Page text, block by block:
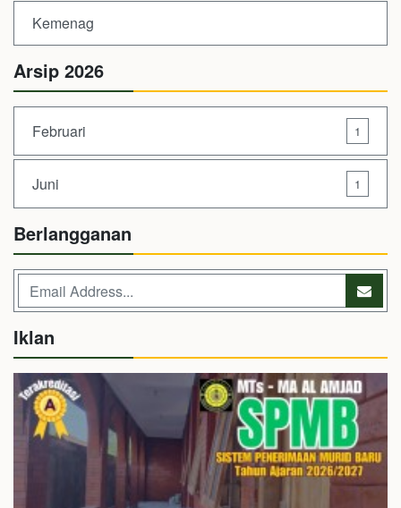
Kemenag
Arsip 2026
Februari 1
Juni 1
Berlangganan
Iklan